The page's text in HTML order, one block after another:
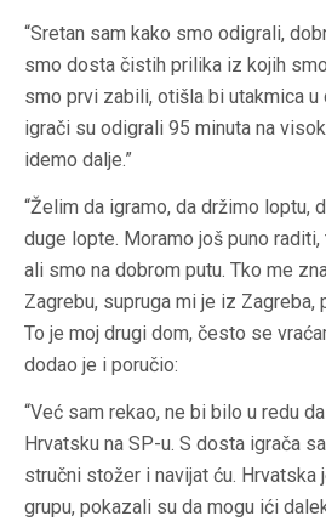
“Sretan sam kako smo odigrali,
smo dosta čistih prilika iz kojih
smo prvi zabili, otišla bi utakmica u
igrači su odigrali 95 minuta na
idemo dalje.”
“Želim da igramo, da držimo loptu,
duge lopte. Moramo još puno
ali smo na dobrom putu. Tko me
Zagrebu, supruga mi je iz Zagreba,
To je moj drugi dom, često se
dodao je i poručio:
“Već sam rekao, ne bi bilo u redu
Hrvatsku na SP-u. S dosta igrača
stručni stožer i navijat ću. Hrvatska
grupu, pokazali su da mogu ići